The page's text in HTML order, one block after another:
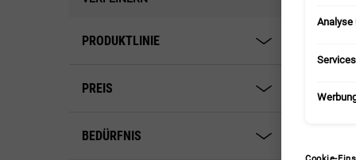
PRODUKTLINIE
PREIS
BEDÜRFNIS
Analyse